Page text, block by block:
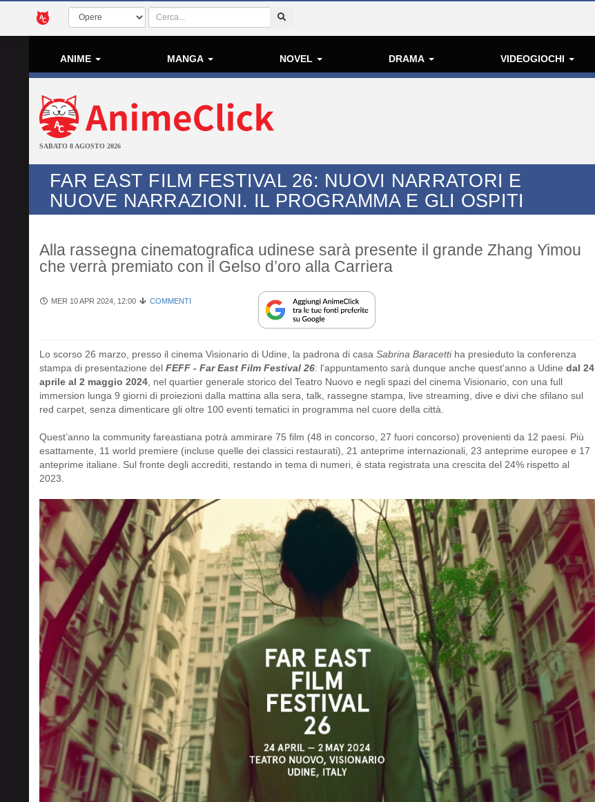
ANIME MANGA NOVEL DRAMA VIDEOGIOCHI
SABATO 8 AGOSTO 2026
FAR EAST FILM FESTIVAL 26: NUOVI NARRATORI E
NUOVE NARRAZIONI. IL PROGRAMMA E GLI OSPITI
Alla rassegna cinematografica udinese sarà presente il grande Zhang Yimou
che verrà premiato con il Gelso d’oro alla Carriera
MER 10 APR 2024, 12:00 COMMENTI
Lo scorso 26 marzo, presso il cinema Visionario di Udine, la padrona di casa Sabrina Baracettiha presieduto la conferenza
stampa di presentazione del FEFF - Far East Film Festival 26: l'appuntamento sarà dunque anche quest'anno a Udine dal 24
aprile al 2 maggio 2024 , nel quartier generale storico del Teatro Nuovo e negli spazi del cinema Visionario, con una full
immersion lunga 9 giorni di proiezioni dalla mattina alla sera, talk, rassegne stampa, live streaming, dive e divi che sfilano sul
red carpet, senza dimenticare gli oltre 100 eventi tematici in programma nel cuore della città.
Quest’anno la community fareastiana potrà ammirare 75 film (48 in concorso, 27 fuori concorso) provenienti da 12 paesi. Più
esattamente, 11 world premiere (incluse quelle dei classici restaurati), 21 anteprime internazionali, 23 anteprime europee e 17
anteprime italiane. Sul fronte degli accrediti, restando in tema di numeri, è stata registrata una crescita del 24% rispetto al
2023.